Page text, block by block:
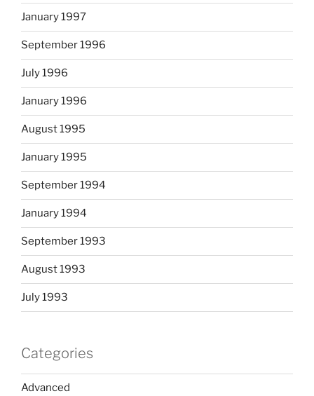
January 1997
September 1996
July 1996
January 1996
August 1995
January 1995
September 1994
January 1994
September 1993
August 1993
July 1993
Categories
Advanced